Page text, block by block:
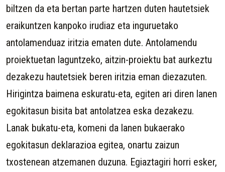
biltzen da eta bertan parte hartzen duten hautetsiek
eraikuntzen kanpoko irudiaz eta inguruetako
antolamenduaz iritzia ematen dute. Antolamendu
proiektuetan laguntzeko, aitzin-proiektu bat aurkeztu
dezakezu hautetsiek beren iritzia eman diezazuten.
Hirigintza baimena eskuratu-eta, egiten ari diren lanen
egokitasun bisita bat antolatzea eska dezakezu.
Lanak bukatu-eta, komeni da lanen bukaerako
egokitasun deklarazioa egitea, onartu zaizun
txostenean atzemanen duzuna. Egiaztagiri horri esker,